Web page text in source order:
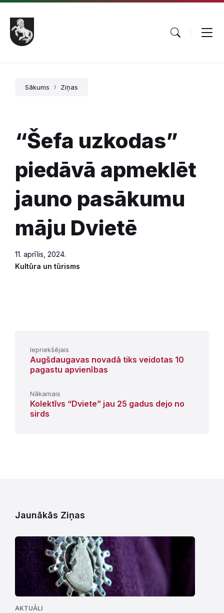
Pāriet
saturu
Skip
main
navigation
Skip
footer
Sākums Ziņas
“Šefa uzkodas”
piedāvā apmeklēt
jauno pasākumu
māju Dvietē
11. aprīlis, 2024.
Kultūra un tūrisms
Iepriekšējais
Augšdaugavas novadā tiks veidotas 10
pagastu apvienības
Nākamais
Kolektīvs “Dviete” jau 25 gadus dejo no
sirds
Jaunākās Ziņas
AKTUĀLI